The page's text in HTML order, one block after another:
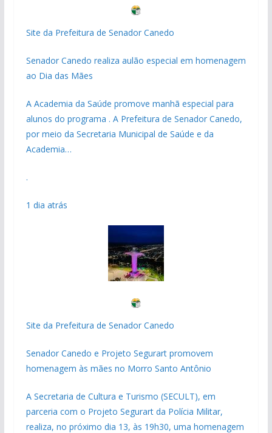
Site da Prefeitura de Senador Canedo
Senador Canedo realiza aulão especial em homenagem
ao Dia das Mães
A Academia da Saúde promove manhã especial para
alunos do programa . A Prefeitura de Senador Canedo,
por meio da Secretaria Municipal de Saúde e da
Academia…
.
1 dia atrás
Site da Prefeitura de Senador Canedo
Senador Canedo e Projeto Segurart promovem
homenagem às mães no Morro Santo Antônio
A Secretaria de Cultura e Turismo (SECULT), em
parceria com o Projeto Segurart da Polícia Militar,
realiza, no próximo dia 13, às 19h30, uma homenagem